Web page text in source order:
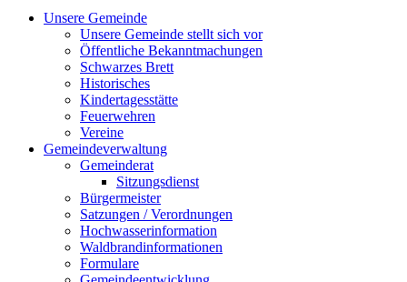
Unsere Gemeinde
Unsere Gemeinde stellt sich vor
Öffentliche Bekanntmachungen
Schwarzes Brett
Historisches
Kindertagesstätte
Feuerwehren
Vereine
Gemeindeverwaltung
Gemeinderat
Sitzungsdienst
Bürgermeister
Satzungen / Verordnungen
Hochwasserinformation
Waldbrandinformationen
Formulare